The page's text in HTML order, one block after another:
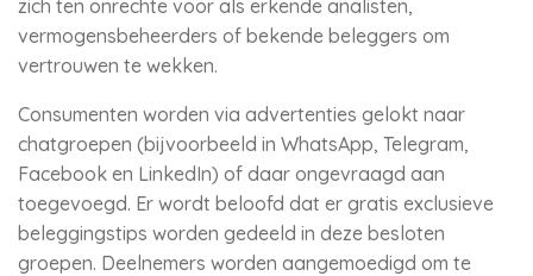
zich ten onrechte voor als erkende analisten,
vermogensbeheerders of bekende beleggers om
vertrouwen te wekken.
Consumenten worden via advertenties gelokt naar
chatgroepen (bijvoorbeeld in WhatsApp, Telegram,
Facebook en LinkedIn) of daar ongevraagd aan
toegevoegd. Er wordt beloofd dat er gratis exclusieve
beleggingstips worden gedeeld in deze besloten
groepen. Deelnemers worden aangemoedigd om te